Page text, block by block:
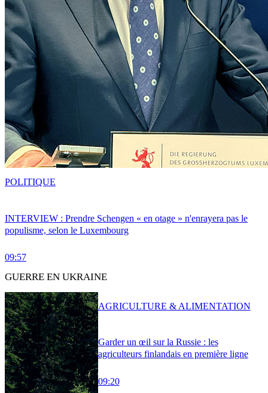
INTERVIEW : Prendre Schengen « en otage » n'enrayera pas le
populisme, selon le Luxembourg
09:57
POLITIQUE
GUERRE EN UKRAINE
Garder un œil sur la Russie : les
agriculteurs finlandais en première ligne
09:20
AGRICULTURE & ALIMENTATION